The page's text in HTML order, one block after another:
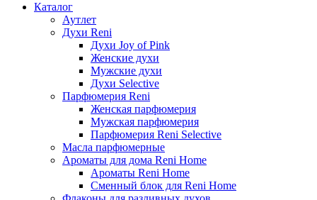
Каталог
Аутлет
Духи Reni
Духи Joy of Pink
Женские духи
Мужские духи
Духи Selective
Парфюмерия Reni
Женская парфюмерия
Мужская парфюмерия
Парфюмерия Reni Selective
Масла парфюмерные
Ароматы для дома Reni Home
Ароматы Reni Home
Сменный блок для Reni Home